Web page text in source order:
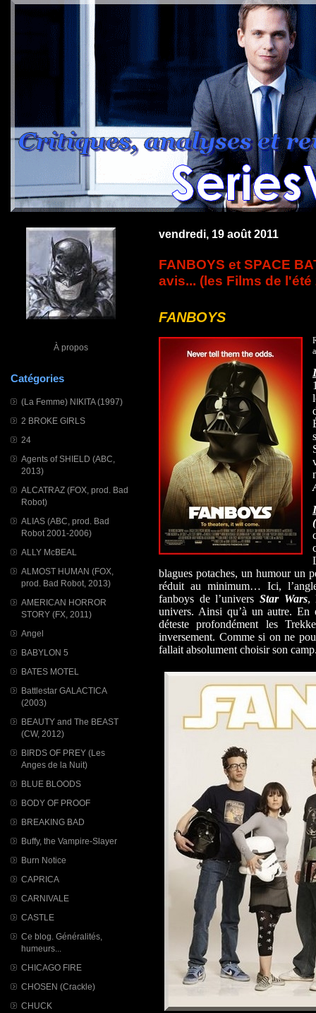
À propos
Catégories
(La Femme) NIKITA (1997)
2 BROKE GIRLS
24
Agents of SHIELD (ABC,
2013)
ALCATRAZ (FOX, prod. Bad
Robot)
ALIAS (ABC, prod. Bad
Robot 2001-2006)
ALLY McBEAL
ALMOST HUMAN (FOX,
prod. Bad Robot, 2013)
AMERICAN HORROR
STORY (FX, 2011)
Angel
BABYLON 5
BATES MOTEL
Battlestar GALACTICA
(2003)
BEAUTY and The BEAST
(CW, 2012)
BIRDS OF PREY (Les
Anges de la Nuit)
BLUE BLOODS
BODY OF PROOF
BREAKING BAD
Buffy, the Vampire-Slayer
Burn Notice
CAPRICA
CARNIVALE
CASTLE
Ce blog. Généralités,
humeurs...
CHICAGO FIRE
CHOSEN (Crackle)
CHUCK
vendredi, 19 août 2011
FANBOYS et SPACE
avis... (les Films de l'été
FANBOYS
blagues potaches, un humour un
réduit au minimum… Ici,
fanboys de l’univers Star Wars,
univers. Ainsi qu’à un autre.
déteste profondément les
inversement. Comme si on ne
fallait absolument choisir son